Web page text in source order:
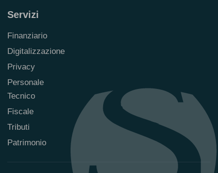
Servizi
Finanziario
Digitalizzazione
Privacy
Personale
Tecnico
Fiscale
Tributi
Patrimonio